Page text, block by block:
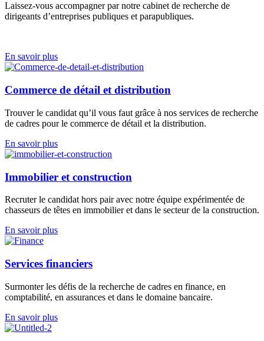
Laissez-vous accompagner par notre cabinet de recherche de
dirigeants d’entreprises publiques et parapubliques.
En savoir plus
Commerce de détail et distribution
Trouver le candidat qu’il vous faut grâce à nos services de recherche
de cadres pour le commerce de détail et la distribution.
En savoir plus
Immobilier et construction
Recruter le candidat hors pair avec notre équipe expérimentée de
chasseurs de têtes en immobilier et dans le secteur de la construction.
En savoir plus
Services financiers
Surmonter les défis de la recherche de cadres en finance, en
comptabilité, en assurances et dans le domaine bancaire.
En savoir plus